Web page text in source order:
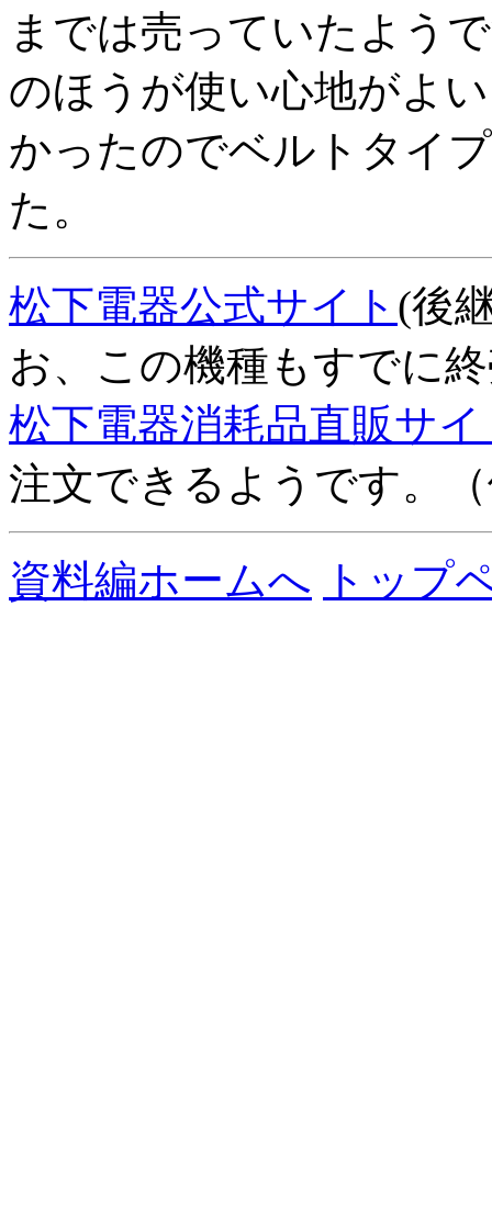
までは売っていたよう
のほうが使い心地がよ
かったのでベルトタイ
た。
松下電器公式サイト (後
お、この機種もすでに
松下電器消耗品直販サ
注文できるようです。
資料編ホームへ トップ